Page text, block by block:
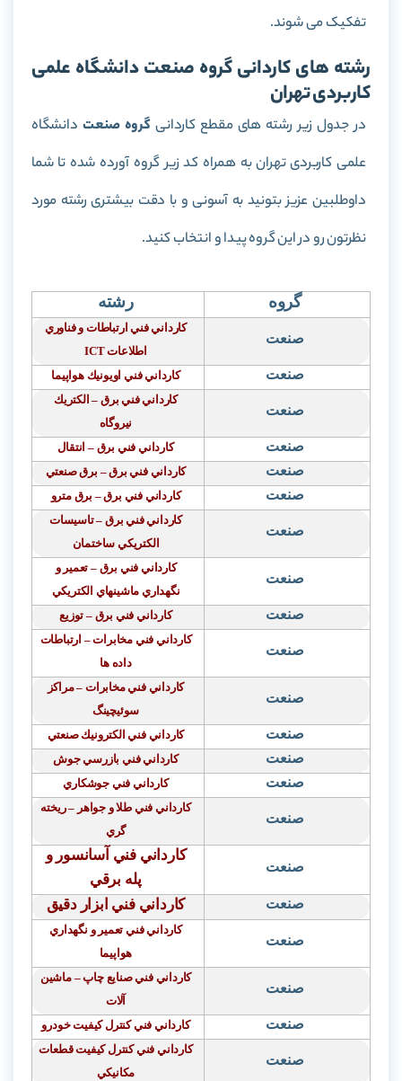
تفکیک می شوند.
رشته های کاردانی گروه صنعت دانشگاه علمی
کاربردی تهران
در جدول زیر رشته های مقطع کاردانیگروه صنعت دانشگاه
علمی کاربردی تهران به همراه کد زیر گروه آورده شده تا شما
داوطلبین عزیز بتونید به آسونی و با دقت بیشتری رشته مورد
نظرتون رو در این گروه پیدا و انتخاب کنید.
گروه رشته
صنعت
كارداني فني ارتباطات و فناوري
اطلاعاتICT
صنعت كارداني فني اويونيك هواپيما
صنعت
كارداني فني برق – الكتريك
نيروگاه
صنعت كارداني فني برق– انتقال
صنعت كارداني فني برق – برق صنعتي
صنعت كارداني فني برق – برق مترو
صنعت
كارداني فني برق – تاسيسات
الكتريكي ساختمان
صنعت
كارداني فني برق – تعمير و
نگهداري ماشينهاي الكتريكي
صنعت كارداني فني برق – توزيع
صنعت
كارداني فني مخابرات – ارتباطات
داده ها
صنعت
كارداني فني مخابرات – مراكز
سوئيچينگ
صنعت كارداني فني الكترونيك صنعتي
صنعت كارداني فني بازرسي جوش
صنعت كارداني فني جوشكاري
صنعت
كارداني فني طلا و جواهر –ريخته
گري
صنعت
كارداني فني آسانسور و
پله برقي
صنعت كارداني فني ابزار دقيق
صنعت
كارداني فني تعمير و نگهداري
هواپيما
صنعت
كارداني فني صنايع چاپ– ماشين
آلات
صنعت كارداني فني كنترل كيفيت خودرو
صنعت
كارداني فني كنترل كيفيت قطعات
مكانيكي